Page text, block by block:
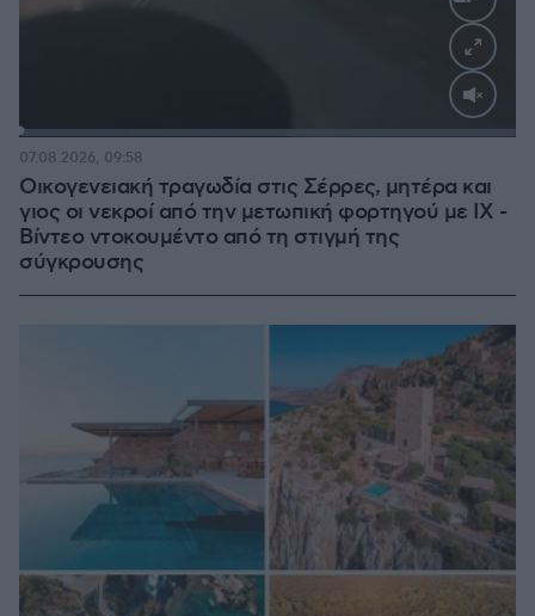
Loaded:
Οικογενειακή τραγωδία στις Σέρρες, μητέρα και
γιος οι νεκροί από την μετωπική φορτηγού με ΙΧ -
Βίντεο ντοκουμέντο από τη στιγμή της
σύγκρουσης
07.08.2026, 09:58